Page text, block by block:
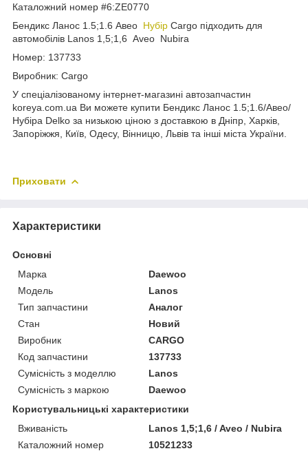
Каталожний номер #6:ZE0770
Бендикс Ланос 1.5;1.6 Авео Нубір Cargo підходить для
автомобілів Lanos 1,5;1,6 Aveo Nubira
Номер: 137733
Виробник: Cargo
У спеціалізованому інтернет-магазині автозапчастин
koreya.com.ua Ви можете купити Бендикс Ланос 1.5;1.6/Авео/
Нубіра Delko за низькою ціною з доставкою в Дніпр, Харків,
Запоріжжя, Київ, Одесу, Вінницю, Львів та інші міста України.
Приховати
Характеристики
Основні
Марка
Daewoo
Модель
Lanos
Тип запчастини
Аналог
Стан
Новий
Виробник
CARGO
Код запчастини
137733
Сумісність з моделлю
Lanos
Сумісність з маркою
Daewoo
Користувальницькі характеристики
Вживаність
Lanos 1,5;1,6 / Aveo / Nubira
Каталожний номер
10521233